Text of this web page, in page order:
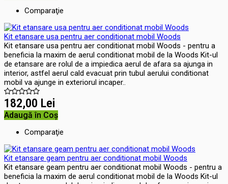
Comparaţie
Kit etansare usa pentru aer conditionat mobil Woods
Kit etansare usa pentru aer conditionat mobil Woods - pentru a
beneficia la maxim de aerul conditionat mobil de la Woods Kit-ul
de etansare are rolul de a impiedica aerul de afara sa ajunga in
interior, astfel aerul cald evacuat prin tubul aerului conditionat
mobil va ajunge in exteriorul incaper..
182,00 Lei
Adaugă în Coş
Comparaţie
Kit etansare geam pentru aer conditionat mobil Woods
Kit etansare geam pentru aer conditionat mobil Woods - pentru a
beneficia la maxim de aerul conditionat mobil de la Woods Kit-ul